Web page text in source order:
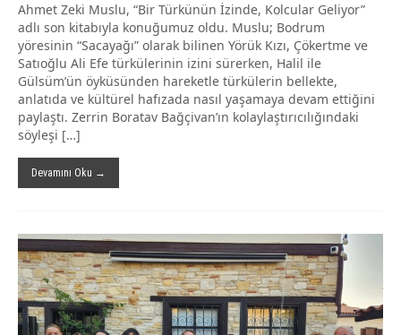
Ahmet Zeki Muslu, “Bir Türkünün İzinde, Kolcular Geliyor”
adlı son kitabıyla konuğumuz oldu. Muslu; Bodrum
yöresinin “Sacayağı” olarak bilinen Yörük Kızı, Çökertme ve
Satıoğlu Ali Efe türkülerinin izini sürerken, Halil ile
Gülsüm’ün öyküsünden hareketle türkülerin bellekte,
anlatıda ve kültürel hafızada nasıl yaşamaya devam ettiğini
paylaştı. Zerrin Boratav Bağçivan’ın kolaylaştırıcılığındaki
söyleşi […]
Devamını Oku →